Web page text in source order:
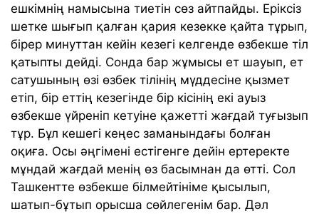
ешкімнің намысына тиетін сөз айтпайды. Еріксіз
шетке шығып қалған қария кезекке қайта тұрып,
бірер минуттан кейін кезегі келгенде өзбекше тіл
қатыпты дейді. Сонда бар жұмысы ет шауып, ет
сатушының өзі өзбек тілінің мүддесіне қызмет
етіп, бір еттің кезегінде бір кісінің екі ауыз
өзбекше үйреніп кетуіне қажетті жағдай туғызып
тұр. Бұл кешегі кеңес заманындағы болған
оқиға. Осы әңгімені естігенге дейін ертеректе
мұндай жағдай менің өз басымнан да өтті. Сол
Ташкентте өзбекше білмейтініме қысылып,
шатып-бұтып орысша сөйлегенім бар. Дәл